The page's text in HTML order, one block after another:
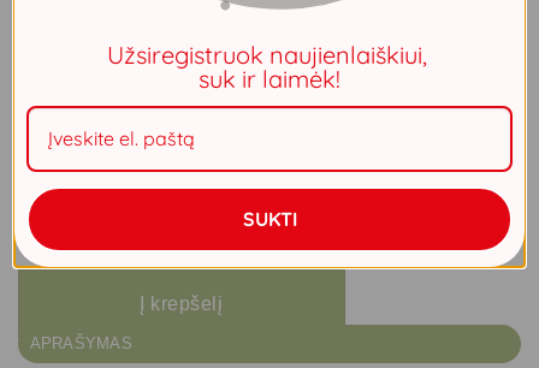
kanteliu. Puikios kokybės, gerai dėvisi.
– iki 2 savaičių. Visas prekes, užsakytas kartu, gausite ta
pačia siunta.
Liko 1
Į krepšelį
APRAŠYMAS
Užsiregistruok naujienlaiškiui,
suk ir laimėk!
SUKTI